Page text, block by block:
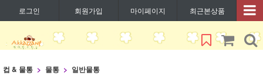
로그인 회원가입 마이페이지 최근본상품
컵 & 물통 물통 일반물통